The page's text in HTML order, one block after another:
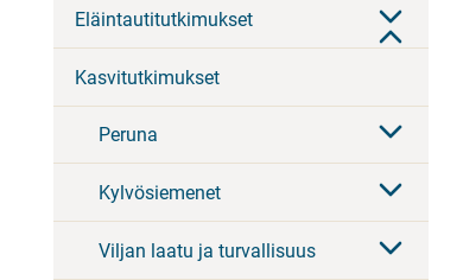
Eläintautitutkimukset
Kasvitutkimukset
Peruna
Kylvösiemenet
Viljan laatu ja turvallisuus